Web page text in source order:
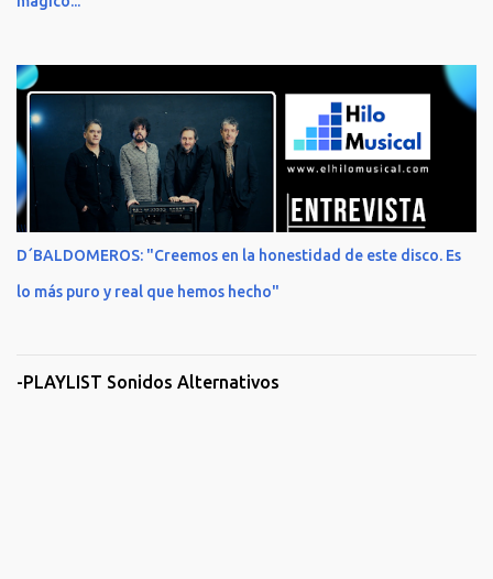
D´BALDOMEROS: "Creemos en la honestidad de este disco. Es
lo más puro y real que hemos hecho"
-PLAYLIST Sonidos Alternativos